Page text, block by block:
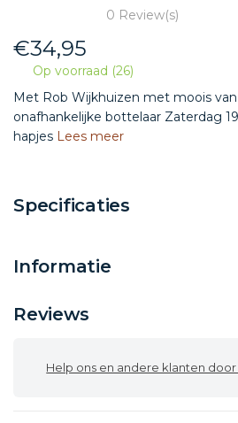
0 Review(s)
€34,95
Op voorraad (26)
Met Rob Wijkhuizen met moois
onafhankelijke bottelaar Zaterdag
hapjes Lees meer
Specificaties
Informatie
Reviews
Help ons en andere klanten door het